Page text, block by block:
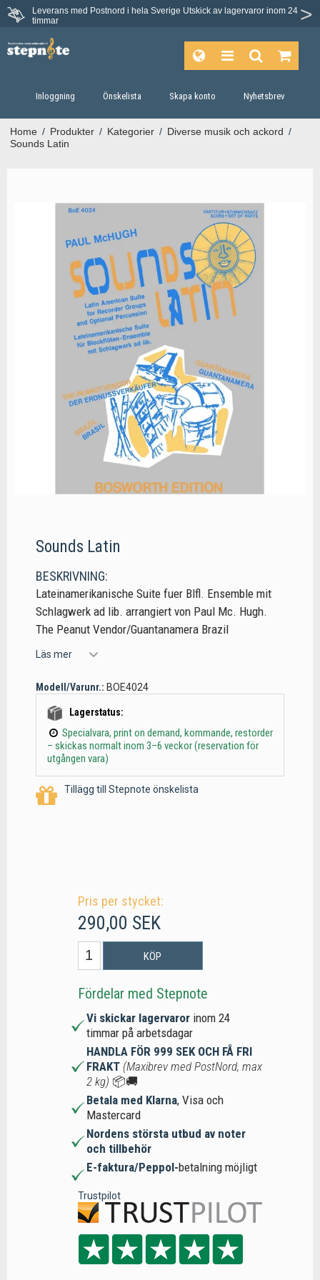
Leverans med Postnord i hela Sverige Utskick av lagervaror inom 24
timmar
Inloggning Önskelista Skapa konto Nyhetsbrev
Home / Produkter / Kategorier / Diverse musik och ackord /
Sounds Latin
Sounds Latin
BESKRIVNING:
Lateinamerikanische Suite fuer Blfl. Ensemble mit
Schlagwerk ad lib. arrangiert von Paul Mc. Hugh.
The Peanut Vendor/Guantanamera Brazil
Läs mer
Modell/Varunr.: BOE4024
Lagerstatus:
Specialvara, print on demand, kommande, restorder
– skickas normalt inom 3–6 veckor (reservation för
utgången vara)
Tillägg till Stepnote önskelista
Pris per stycket:
290,00 SEK
KÖP
Fördelar med Stepnote
Vi skickar lagervaror inom 24
timmar på arbetsdagar
HANDLA FÖR 999 SEK OCH FÅ FRI
FRAKT (Maxibrev med PostNord, max
2 kg) 📦🚚
Betala med Klarna, Visa och
Mastercard
Nordens största utbud av noter
och tillbehör
E-faktura/Peppol-betalning möjligt
Trustpilot